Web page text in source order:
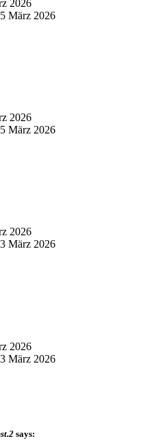
2026
März 2026
2026
März 2026
2026
März 2026
2026
März 2026
says: